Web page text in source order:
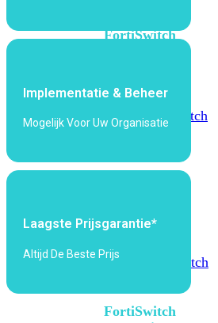
FortiSwitch
FortiSwitch
2048F
FortiSwitch
2048F-
FortiSwitch
3032E
FortiSwitch
FortiSwitch
Implementatie & Beheer
Mogelijk Voor Uw Organisatie
Laagste Prijsgarantie*
Altijd De Beste Prijs